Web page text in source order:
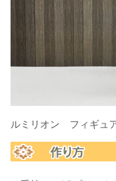
ルミリオン フィギュ